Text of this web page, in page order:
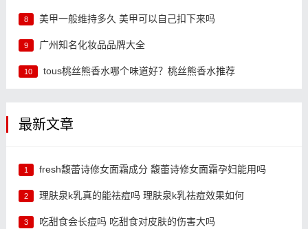
8 美甲一般维持多久 美甲可以自己扣下来吗
9 广州知名化妆品品牌大全
10 tous桃丝熊香水哪个味道好？桃丝熊香水推荐
最新文章
1 fresh馥蕾诗修女面霜成分 馥蕾诗修女面霜孕妇能用吗
2 理肤泉k乳真的能祛痘吗 理肤泉k乳祛痘效果如何
3 吃甜食会长痘吗 吃甜食对皮肤的伤害大吗